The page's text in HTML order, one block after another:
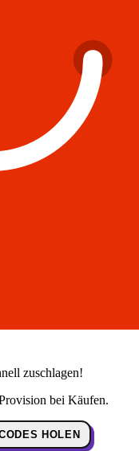
zuschlagen!
bei Käufen.
HOLEN